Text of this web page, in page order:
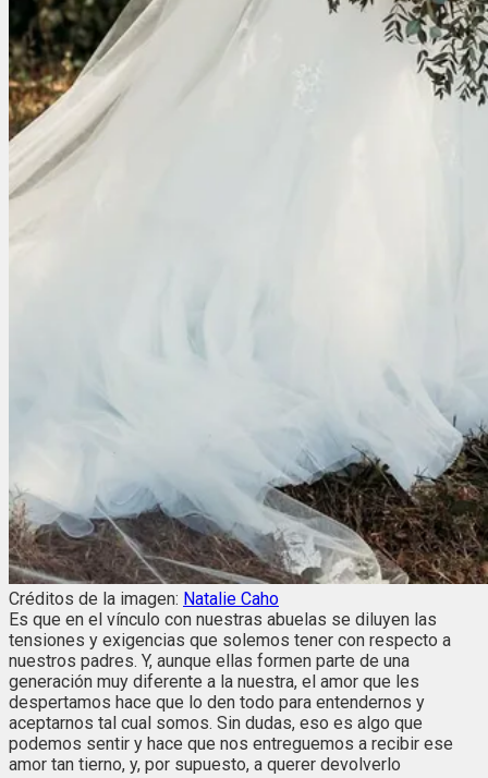
Créditos de la imagen: Natalie Caho
Es que en el vínculo con nuestras abuelas se diluyen las
tensiones y exigencias que solemos tener con respecto a
nuestros padres. Y, aunque ellas formen parte de una
generación muy diferente a la nuestra, el amor que les
despertamos hace que lo den todo para entendernos y
aceptarnos tal cual somos. Sin dudas, eso es algo que
podemos sentir y hace que nos entreguemos a recibir ese
amor tan tierno, y, por supuesto, a querer devolverlo